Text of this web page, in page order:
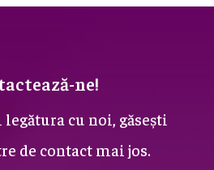
ne!
legătura cu noi, găsești
de contact mai jos.